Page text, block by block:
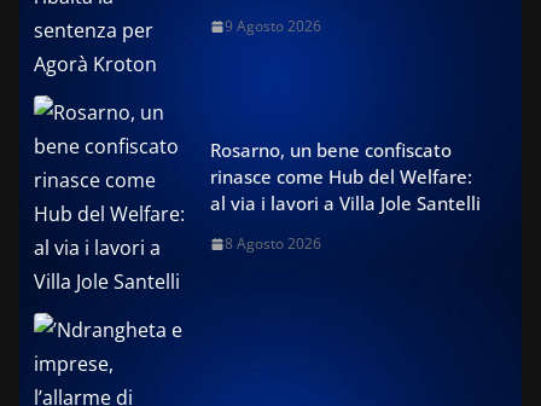
9 Agosto 2026
Rosarno, un bene confiscato
rinasce come Hub del Welfare:
al via i lavori a Villa Jole Santelli
8 Agosto 2026